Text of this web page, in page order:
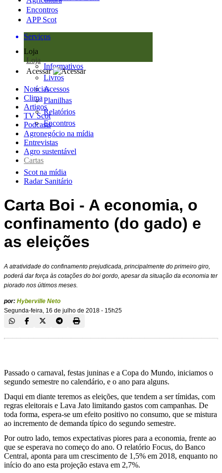
Encontros
APP Scot
Serviços
Loja
Loja
Informativos
Livros
Acessos
Planilhas
Relatórios
Encontros
Acessar
Notícias
Clima
Artigos
TV Scot
Podcasts
Agronegócio na mídia
Entrevistas
Agro sustentável
Cartas
Scot na mídia
Radar Sanitário
Carta Boi - A economia, o
confinamento (do gado) e
as eleições
A atratividade do confinamento prejudicada, principalmente do primeiro giro,
poderá dar força às cotações do boi gordo, apesar da situação da economia ter
piorado nos últimos meses.
por: Hyberville Neto
Segunda-feira, 16 de julho de 2018 - 15h25
Passado o carnaval, festas juninas e a Copa do Mundo, iniciamos o
segundo semestre no calendário, e o ano para alguns.
Daqui em diante teremos as eleições, que tendem a ser tímidas, com
regras eleitorais e Lava Jato limitando gastos com campanhas. De
toda forma, espera-se um efeito positivo no consumo, que se mistura
ao incremento de demanda típico do segundo semestre.
Por outro lado, temos expectativas piores para a economia, frente ao
que se esperava no começo do ano. O relatório Focus, do Banco
Central, aponta para um crescimento de 1,5% em 2018, enquanto no
início do ano esta projeção estava em 2,7%.